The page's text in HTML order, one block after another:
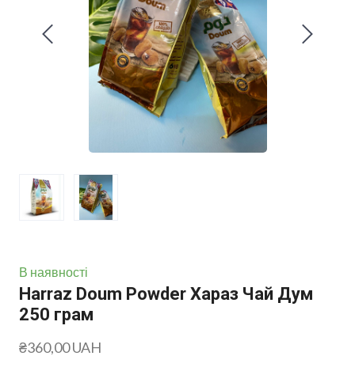
В наявності
Harraz Doum Powder Хараз Чай Дум
250 грам
₴360,00 UAH